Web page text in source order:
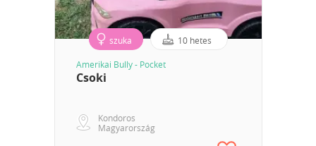
szuka 10 hetes
Amerikai Bully - Pocket
Csoki
Kondoros
Magyarország